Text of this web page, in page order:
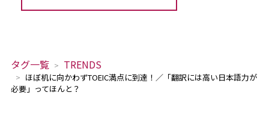
タグ一覧 TRENDS
ほぼ机に向かわずTOEIC満点に到達！／「翻訳には高い日本語力が
必要」ってほんと？